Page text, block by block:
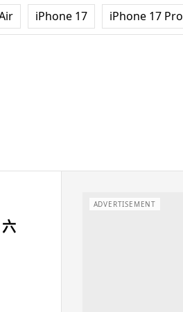
iPhone 17 iPhone 17 Pro
ADVERTISEMENT